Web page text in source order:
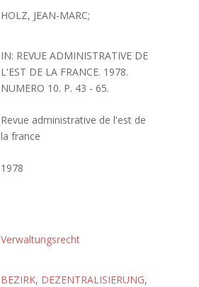
HOLZ, JEAN-MARC;
IN: REVUE ADMINISTRATIVE DE
L'EST DE LA FRANCE. 1978.
NUMERO 10. P. 43 - 65.
Revue administrative de l'est de
la france
1978
Verwaltungsrecht
BEZIRK, DEZENTRALISIERUNG,